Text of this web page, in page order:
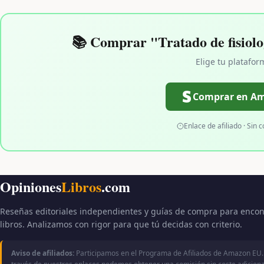
📚 Comprar "Tratado de
Elige tu
Comprar en
Enlace de afiliado · Sin
OpinionesLibros.com
Reseñas editoriales independientes y guías de compra para
libros. Analizamos con rigor para que tú decidas con criterio.
Aviso de afiliados: Participamos en el Programa de Afiliados de Amazon